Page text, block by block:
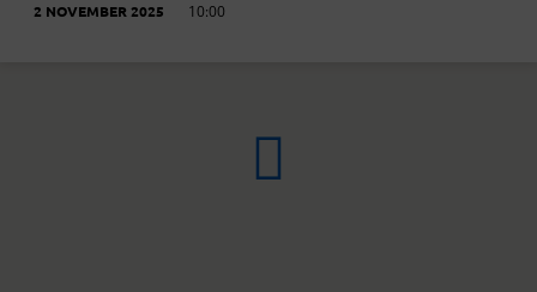
2 NOVEMBER 2025 10:00